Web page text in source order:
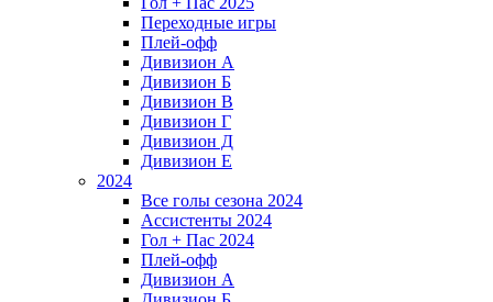
Переходные игры
Плей-офф
Дивизион A
Дивизион Б
Дивизион В
Дивизион Г
Дивизион Д
Дивизион Е
2024
Все голы сезона 2024
Ассистенты 2024
Гол + Пас 2024
Плей-офф
Дивизион A